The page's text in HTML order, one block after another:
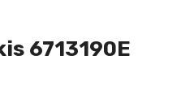
6713190E